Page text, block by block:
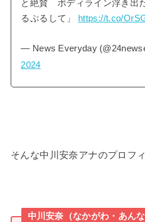
と絶賛 ボディライン浮き出
るぷるして」
https://t.co/
— News Everyday
2024
そんな中川安奈アナのプロフ
中川安奈（なかがわ・あん